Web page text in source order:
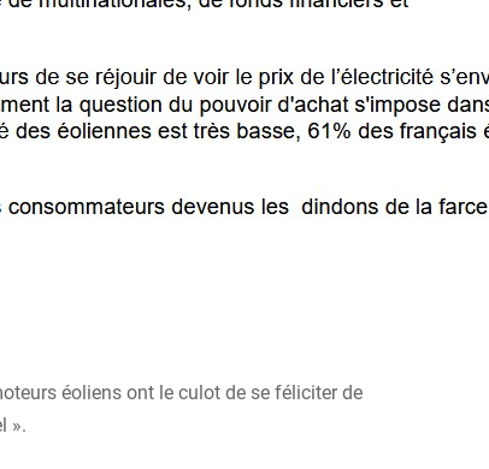
éoliens ont le culot de se féliciter de
».